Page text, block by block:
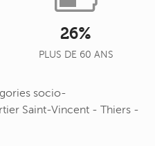
26%
PLUS DE 60 ANS
socio-
Saint-Vincent - Thiers -